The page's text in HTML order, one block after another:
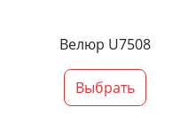
Велюр U7508
Выбрать